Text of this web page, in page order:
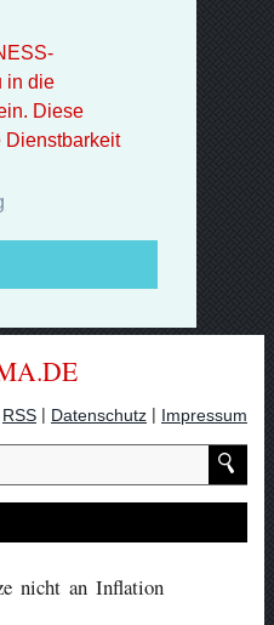
in die
Diese
RSS | Datenschutz | Impressum
nicht an Inflation